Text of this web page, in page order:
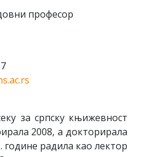
професор
за српску књижевност
2008, а докторирала
године радила као лектор